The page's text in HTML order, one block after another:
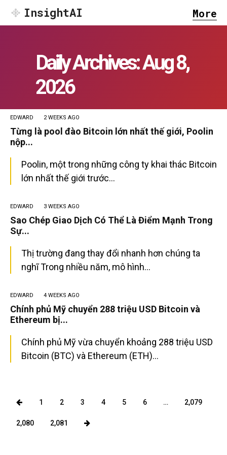
SEARCH...
InsightAI More
Daily Archives: Aug 8,
2026
EDWARD 2 WEEKS AGO
Từng là pool đào Bitcoin lớn nhất thế giới, Poolin
nộp...
Poolin, một trong những công ty khai thác Bitcoin
lớn nhất thế giới trước...
EDWARD 3 WEEKS AGO
Sao Chép Giao Dịch Có Thể Là Điểm Mạnh Trong
Sự...
Thị trường đang thay đổi nhanh hơn chúng ta
nghĩ Trong nhiều năm, mô hình...
EDWARD 4 WEEKS AGO
Chính phủ Mỹ chuyển 288 triệu USD Bitcoin và
Ethereum bị...
Chính phủ Mỹ vừa chuyển khoảng 288 triệu USD
Bitcoin (BTC) và Ethereum (ETH)...
1 2 3 4 5 6 … 2,079
2,080 2,081